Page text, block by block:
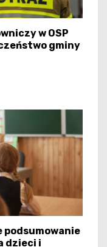
w OSP
gminy
podsumowanie
dzieci i